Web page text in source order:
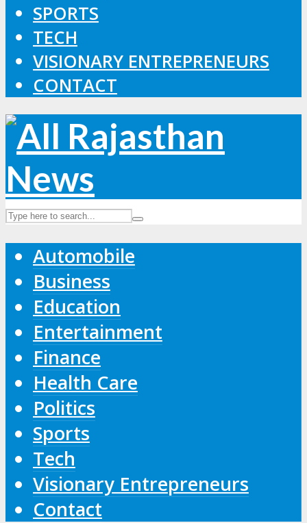
SPORTS
TECH
VISIONARY ENTREPRENEURS
CONTACT
Automobile
Business
Education
Entertainment
Finance
Health Care
Politics
Sports
Tech
Visionary Entrepreneurs
Contact